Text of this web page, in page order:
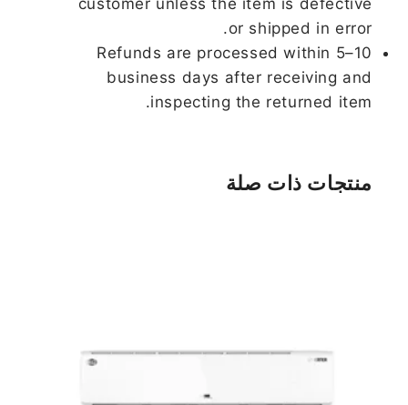
or shipped in error.
Refunds are processed within 5–10
business days after receiving and
inspecting the returned item.
منتجات ذات صلة